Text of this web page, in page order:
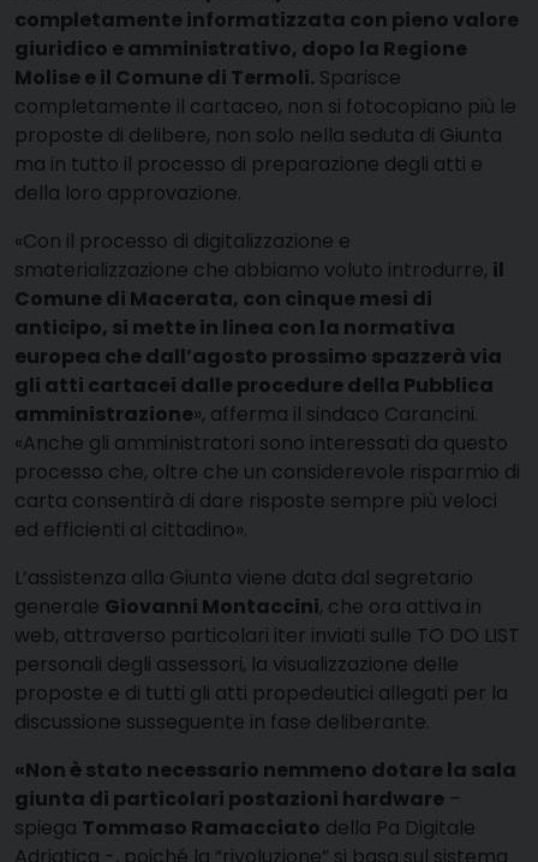
completamente informatizzata con pieno valore
giuridico e amministrativo, dopo la Regione
Molise e il Comune di Termoli. Sparisce
completamente il cartaceo, non si fotocopiano più le
proposte di delibere, non solo nella seduta di Giunta
ma in tutto il processo di preparazione degli atti e
della loro approvazione.
«Con il processo di digitalizzazione e
smaterializzazione che abbiamo voluto introdurre, il
Comune di Macerata, con cinque mesi di
anticipo, si mette in linea con la normativa
europea che dall’agosto prossimo spazzerà via
gli atti cartacei dalle procedure della Pubblica
amministrazione», afferma il sindaco Carancini.
«Anche gli amministratori sono interessati da questo
processo che, oltre che un considerevole risparmio di
carta consentirà di dare risposte sempre più veloci
ed efficienti al cittadino».
L’assistenza alla Giunta viene data dal segretario
generale Giovanni Montaccini, che ora attiva in
web, attraverso particolari iter inviati sulle TO DO LIST
personali degli assessori, la visualizzazione delle
proposte e di tutti gli atti propedeutici allegati per la
discussione susseguente in fase deliberante.
«Non è stato necessario nemmeno dotare la sala
giunta di particolari postazioni hardware –
spiega Tommaso Ramacciato della Pa Digitale